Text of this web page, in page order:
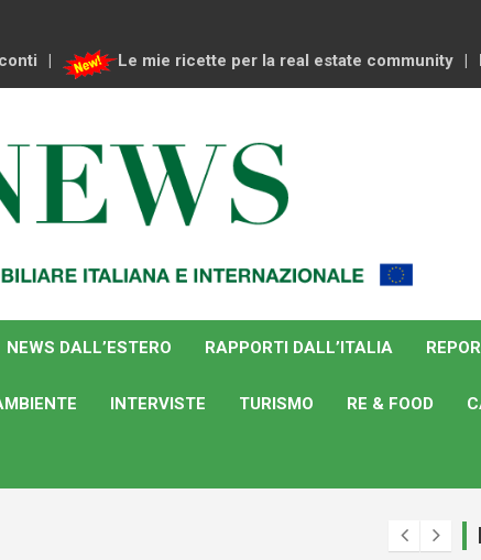
Le mie ricette per la real estate community
NEWS DALL’ESTERO RAPPORTI DALL’ITALIA
INTERVISTE TURISMO RE & FOOD